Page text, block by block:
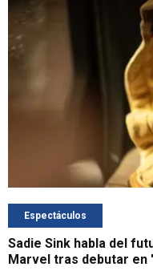
Espectáculos
Sadie Sink habla del
Marvel tras debutar en